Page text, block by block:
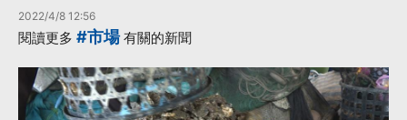
2022/4/8 12:56
閱讀更多 #市場有關的新聞